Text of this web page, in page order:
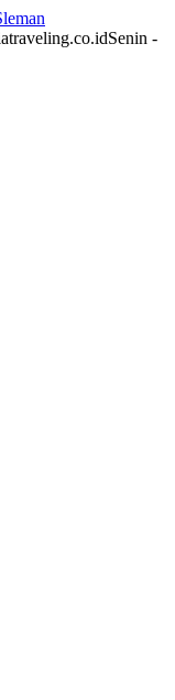
Senin -